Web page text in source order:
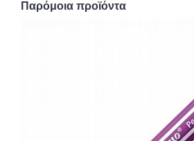
Παρόμοια προϊόντα